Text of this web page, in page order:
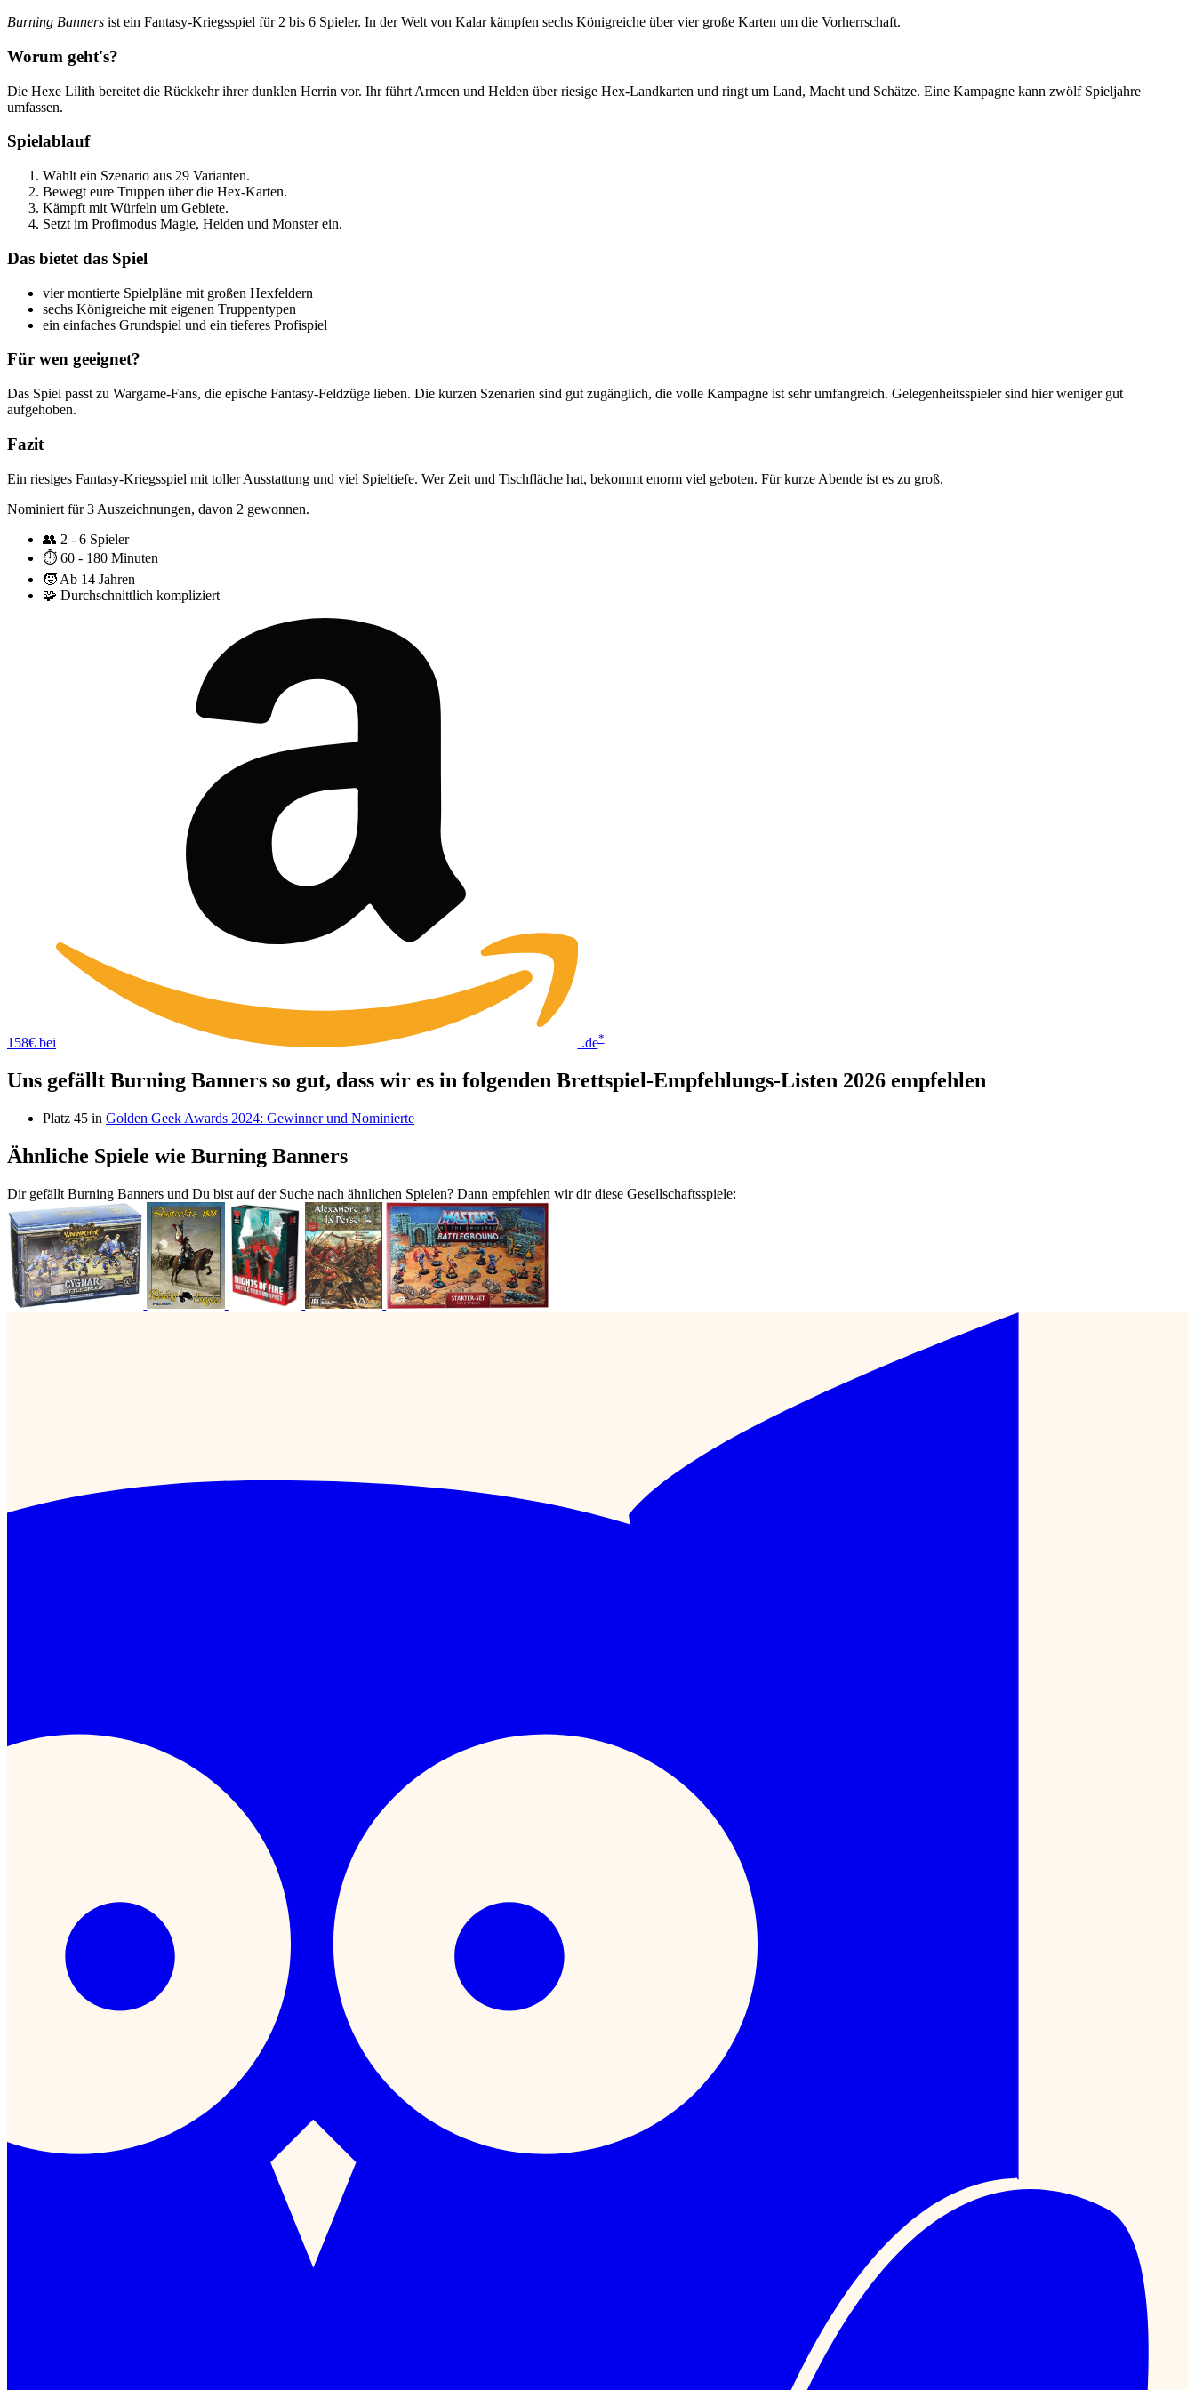
Burning Banners ist ein Fantasy-Kriegsspiel für 2 bis 6 Spieler. In der Welt von Kalar kämpfen sechs Königreiche über vier große Karten um die Vorherrschaft.
Worum geht's?
Die Hexe Lilith bereitet die Rückkehr ihrer dunklen Herrin vor. Ihr führt Armeen und Helden über riesige Hex-Landkarten und ringt um Land, Macht und Schätze. Eine Kampagne kann zwölf Spieljahre
umfassen.
Spielablauf
Wählt ein Szenario aus 29 Varianten.
Bewegt eure Truppen über die Hex-Karten.
Kämpft mit Würfeln um Gebiete.
Setzt im Profimodus Magie, Helden und Monster ein.
Das bietet das Spiel
vier montierte Spielpläne mit großen Hexfeldern
sechs Königreiche mit eigenen Truppentypen
ein einfaches Grundspiel und ein tieferes Profispiel
Für wen geeignet?
Das Spiel passt zu Wargame-Fans, die epische Fantasy-Feldzüge lieben. Die kurzen Szenarien sind gut zugänglich, die volle Kampagne ist sehr umfangreich. Gelegenheitsspieler sind hier weniger gut
aufgehoben.
Fazit
Ein riesiges Fantasy-Kriegsspiel mit toller Ausstattung und viel Spieltiefe. Wer Zeit und Tischfläche hat, bekommt enorm viel geboten. Für kurze Abende ist es zu groß.
Nominiert für 3 Auszeichnungen, davon 2 gewonnen.
👥 2 - 6 Spieler
⏱️ 60 - 180 Minuten
🧒 Ab 14 Jahren
🧩 Durchschnittlich kompliziert
158€ bei .de*
Uns gefällt Burning Banners so gut, dass wir es in folgenden Brettspiel-Empfehlungs-Listen 2026 empfehlen
Platz 45 in Golden Geek Awards 2024: Gewinner und Nominierte
Ähnliche Spiele wie Burning Banners
Dir gefällt Burning Banners und Du bist auf der Suche nach ähnlichen Spielen? Dann empfehlen wir dir diese Gesellschaftsspiele: